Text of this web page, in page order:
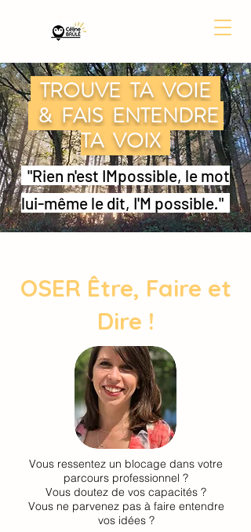
TROUVE TA VOIE
& FAIS ENTENDRE
TA VOIX
"Rien n'est IMpossible, le mot
lui-même le dit, I'M possible."
OSER Être, Faire et
Dire !
Vous ressentez un blocage dans votre
parcours professionnel ?
Vous doutez de vos capacités ?
Vous ne parvenez pas à faire entendre
vos idées ?